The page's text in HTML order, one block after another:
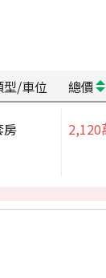
型/車位 總價
房 2,120